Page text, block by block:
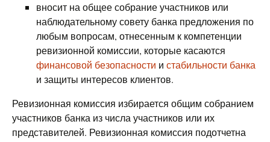
вносит на общее собрание участников или
наблюдательному совету банка предложения по
любым вопросам, отнесенным к компетенции
ревизионной комиссии, которые касаются
финансовой безопасности и стабильности банка
и защиты интересов клиентов.
Ревизионная комиссия избирается общим собранием
участников банка из числа участников или их
представителей. Ревизионная комиссия подотчетна